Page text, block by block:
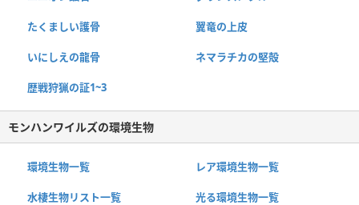
たくましい護骨 翼竜の上皮
いにしえの龍骨 ネマラチカの堅殻
歴戦狩猟の証1~3
モンハンワイルズの環境生物
環境生物一覧 レア環境生物一覧
水棲生物リスト一覧 光る環境生物一覧